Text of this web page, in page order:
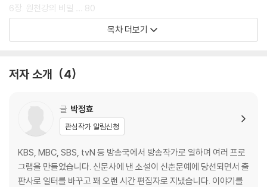
6장. 원천강의 비밀 … 80
7장. 이무기의 변심과 변신 … 96
이경덕의 한국 신화 특강 … 161
목차 더보기
저자 소개 4
글 박정효
관심작가 알림신청
KBS, MBC, SBS, tvN 등 방송국에서 방송작가로 일하며 여러 프로
그램을 만들었습니다. 신문사에 낸 소설이 신춘문예에 당선되면서 출
판사로 일터를 바꾸고 꽤 오랜 시간 편집자로 지냈습니다. 이야기를